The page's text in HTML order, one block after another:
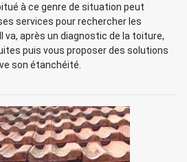
à ce genre de situation peut
services pour rechercher les
va, après un diagnostic de la toiture,
puis vous proposer des solutions
son étanchéité.